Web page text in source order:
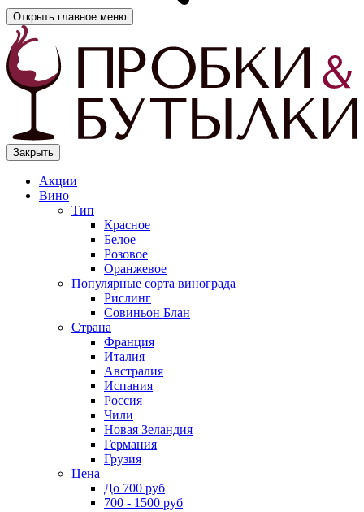
Открыть главное меню
Закрыть
Акции
Вино
Тип
Красное
Белое
Розовое
Оранжевое
Популярные сорта винограда
Рислинг
Совиньон Блан
Страна
Франция
Италия
Австралия
Испания
Россия
Чили
Новая Зеландия
Германия
Грузия
Цена
До 700 руб
700 - 1500 руб